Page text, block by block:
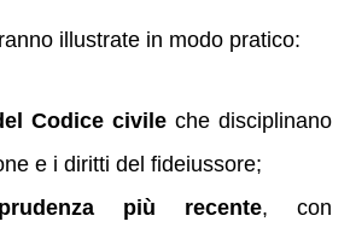
illustrate in modo pratico:
Codice civile che disciplinano
e i diritti del fideiussore;
più recente, con